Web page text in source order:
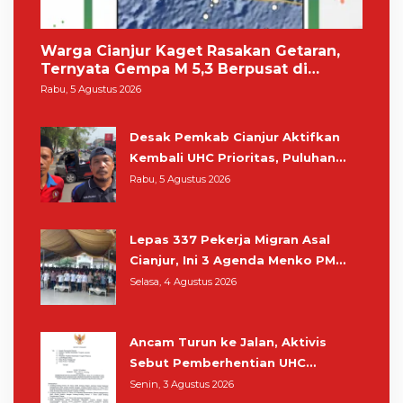
Warga Cianjur Kaget Rasakan Getaran,
Ternyata Gempa M 5,3 Berpusat di
Pangandaran
Rabu, 5 Agustus 2026
Desak Pemkab Cianjur Aktifkan
Kembali UHC Prioritas, Puluhan
Warga Unjuk Rasa di Pendopo
Rabu, 5 Agustus 2026
Lepas 337 Pekerja Migran Asal
Cianjur, Ini 3 Agenda Menko PM
Muhaimin di Kota Santri
Selasa, 4 Agustus 2026
Ancam Turun ke Jalan, Aktivis
Sebut Pemberhentian UHC
Prioritas Rampas Hak Hidup
Senin, 3 Agustus 2026